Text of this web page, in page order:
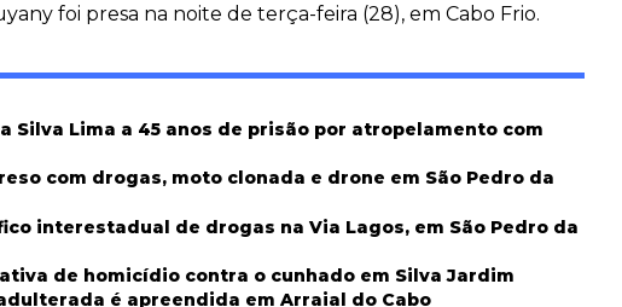
foi presa na noite de terça-feira (28), em Cabo Frio.
Silva Lima a 45 anos de prisão por atropelamento com
com drogas, moto clonada e drone em São Pedro da
interestadual de drogas na Via Lagos, em São Pedro da
de homicídio contra o cunhado em Silva Jardim
é apreendida em Arraial do Cabo